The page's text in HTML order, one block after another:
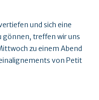
und sich eine
gönnen, treffen wir uns
zu einem Abend
von Petit